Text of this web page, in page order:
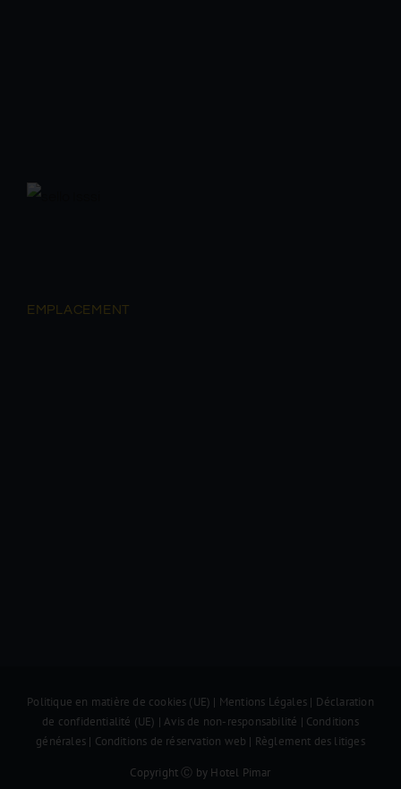
EMPLACEMENT
Politique en matière de cookies (UE) | Mentions Légales | Déclaration
de confidentialité (UE) |Avis de non-responsabilité | Conditions
générales| Conditions de réservation web | Règlement des litiges
Copyright Ⓒ by Hotel Pimar